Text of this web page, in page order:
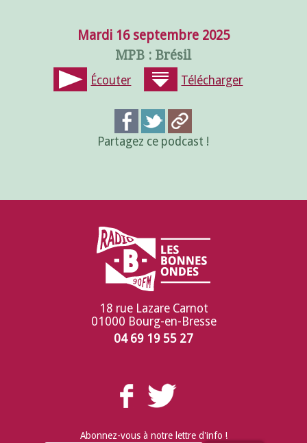
Mardi 16 septembre 2025
MPB : Brésil
Écouter Télécharger
Partagez ce podcast !
18 rue Lazare Carnot
01000 Bourg-en-Bresse
04 69 19 55 27
Abonnez-vous à notre lettre d'info !